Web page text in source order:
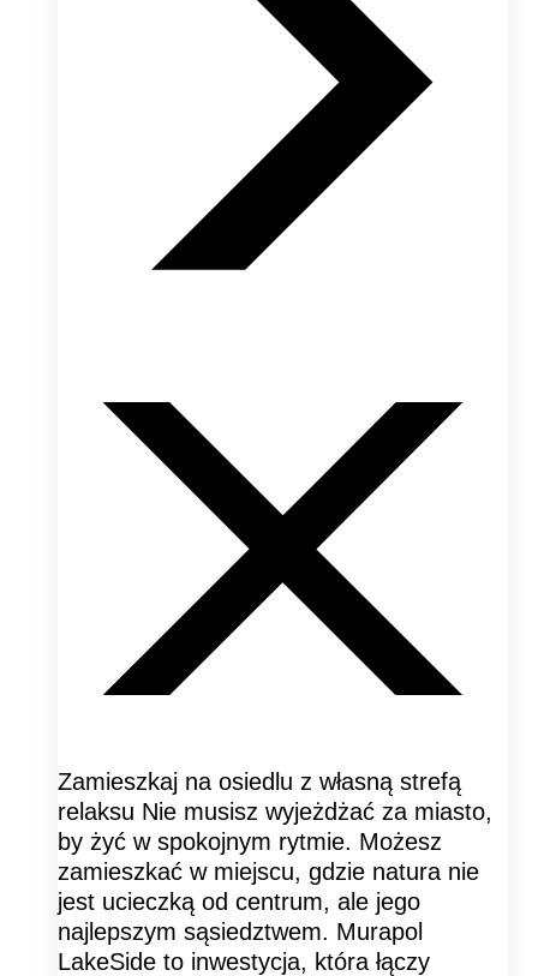
Zamieszkaj na osiedlu z własną strefą
relaksu Nie musisz wyjeżdżać za miasto,
by żyć w spokojnym rytmie. Możesz
zamieszkać w miejscu, gdzie natura nie
jest ucieczką od centrum, ale jego
najlepszym sąsiedztwem. Murapol
LakeSide to inwestycja, która łączy